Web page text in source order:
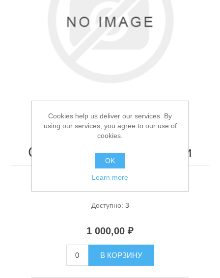
Аксессуары для лодок
Столик для лодки Мини
Доступно: 3
1 000,00 ₽
В КОРЗИНУ
Cookies help us deliver our services. By
using our services, you agree to our use of
cookies.
OK
Learn more